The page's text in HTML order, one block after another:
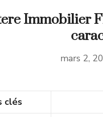
Immobilier
mars 2,
clés